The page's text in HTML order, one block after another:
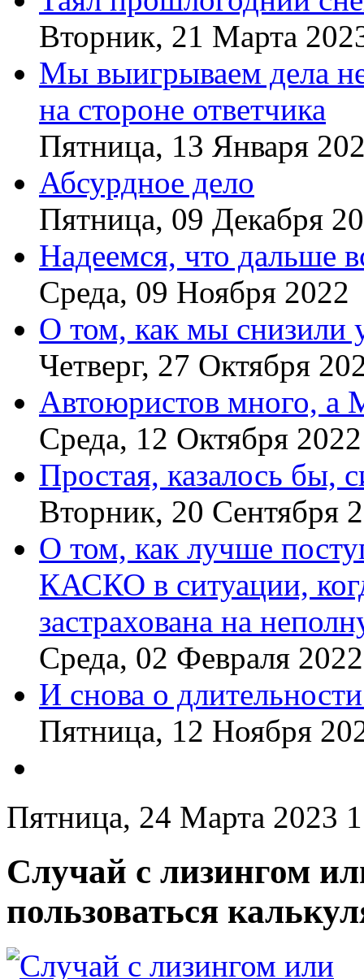
Вторник, 21 Марта
Мы выигрываем дела
на стороне ответчика
Пятница, 13 Января
Абсурдное дело
Пятница, 09 Декабря
Надеемся, что дальше
Среда, 09 Ноября 2022
О том, как мы снизили
Четверг, 27 Октября
Автоюристов много,
Среда, 12 Октября 2022
Простая, казалось бы,
Вторник, 20 Сентября
О том, как лучше
КАСКО в ситуации,
застрахована на
Среда, 02 Февраля 2022
И снова о
Пятница, 12 Ноября
Пятница, 24 Марта 2023
Случай с лизингом
пользоваться